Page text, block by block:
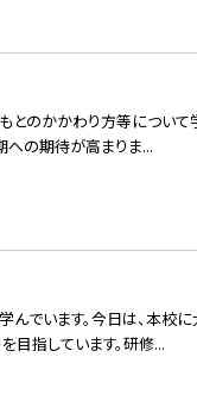
のかかわり方等について
への期待が高まりま...
でいます。今日は、本校
目指しています。研修...